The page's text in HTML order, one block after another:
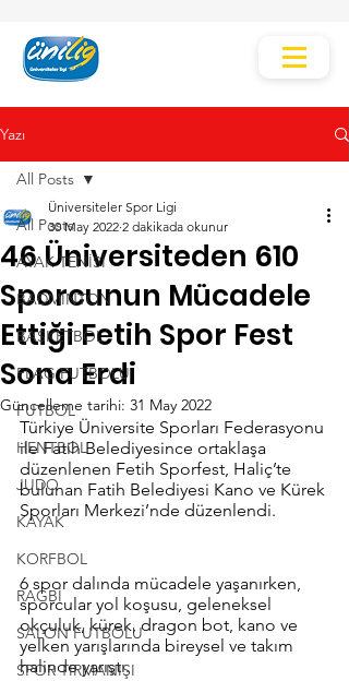
Yazı
All Posts
AYAK TENİSİ
BADMİNTON
BASKETBOL
FLAG FUTBOLU
FUTBOL
HENTBOL
JUDO
KAYAK
KORFBOL
RAGBİ
SALON FUTBOLU
SPOR TIRMANIŞI
All Posts
46 Üniversiteden 610
Sporcunun Mücadele
Ettiği Fetih Spor Fest
Sona Erdi
Üniversiteler Spor Ligi
30 May 2022 2 dakikada okunur
Güncelleme tarihi: 31 May 2022
Türkiye Üniversite Sporları Federasyonu
ile Fatih Belediyesince ortaklaşa
düzenlenen Fetih Sporfest, Haliç’te
bulunan Fatih Belediyesi Kano ve Kürek
Sporları Merkezi’nde düzenlendi.
6 spor dalında mücadele yaşanırken,
sporcular yol koşusu, geleneksel
okçuluk, kürek, dragon bot, kano ve
yelken yarışlarında bireysel ve takım
halinde yarıştı.